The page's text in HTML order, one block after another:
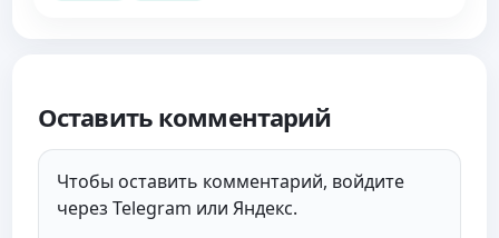
Оставить комментарий
Чтобы оставить комментарий, войдите
через Telegram или Яндекс.